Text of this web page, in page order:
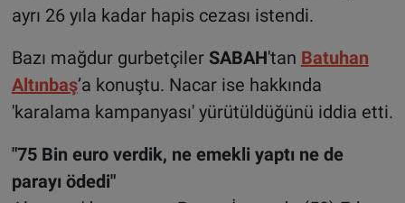
ayrı 26 yıla kadar hapis cezası istendi.
Bazı mağdur gurbetçiler SABAH'tan Batuhan
Altınbaş’a konuştu. Nacar ise hakkında
'karalama kampanyası' yürütüldüğünü iddia etti.
"75 Bin euro verdik, ne emekli yaptı ne de
parayı ödedi"